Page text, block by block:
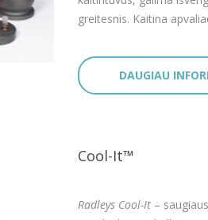
greitesnis. Kaitina
DAUGIAU
Cool-It™
Radleys Cool-It –